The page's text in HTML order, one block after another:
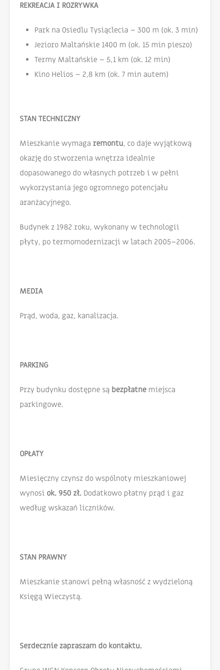
REKREACJA I ROZRYWKA
Park na Osiedlu Tysiąclecia – 300 m (ok. 3 min)
Jezioro Maltańskie 1400 m (ok. 15 min pieszo)
Termy Maltańskie – 5,1 km (ok. 12 min)
Kino Helios – 2,8 km (ok. 7 min autem)
STAN TECHNICZNY
Mieszkanie wymaga remontu, co daje wyjątkową
okazję do stworzenia wnętrza idealnie
dopasowanego do własnych potrzeb i w pełni
wykorzystania jego ogromnego potencjału
aranżacyjnego.
Budynek z 1982 roku, wykonany w technologii
płyty, po termomodernizacji w latach 2005–2006.
MEDIA
Prąd, woda, gaz, kanalizacja.
PARKING
Przy budynku dostępne są bezpłatne miejsca
parkingowe.
OPŁATY
Miesięczny czynsz do wspólnoty mieszkaniowej
wynosi ok. 950 zł. Dodatkowo płatny prąd i gaz
według wskazań liczników.
STAN PRAWNY
Mieszkanie stanowi pełną własność z wydzieloną
Księgą Wieczystą.
Serdecznie zapraszam do kontaktu.